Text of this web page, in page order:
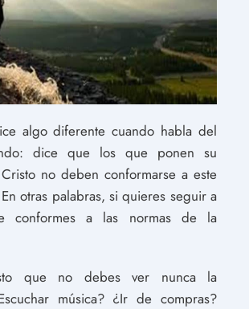
algo diferente cuando habla del
dice que los que ponen su
no deben conformarse a este
otras palabras, si quieres seguir a
conformes a las normas de la
que no debes ver nunca la
música? ¿Ir de compras?